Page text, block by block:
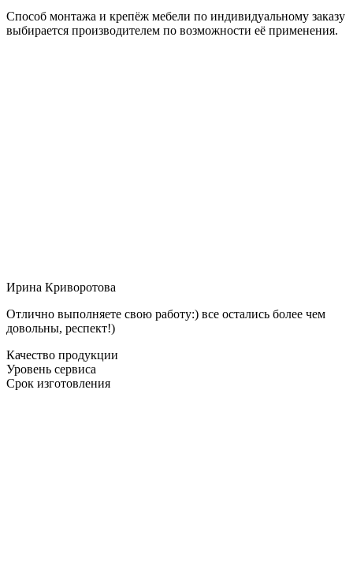
Способ монтажа и крепёж мебели по индивидуальному заказу
выбирается производителем по возможности её применения.
Ирина Криворотова
Отлично выполняете свою работу:) все остались более чем
довольны, респект!)
Качество продукции
Уровень сервиса
Срок изготовления